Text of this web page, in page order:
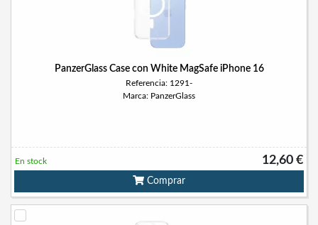
PanzerGlass Case con White MagSafe iPhone 16
Referencia: 1291-
Marca: PanzerGlass
12,60 €
En stock
Comprar